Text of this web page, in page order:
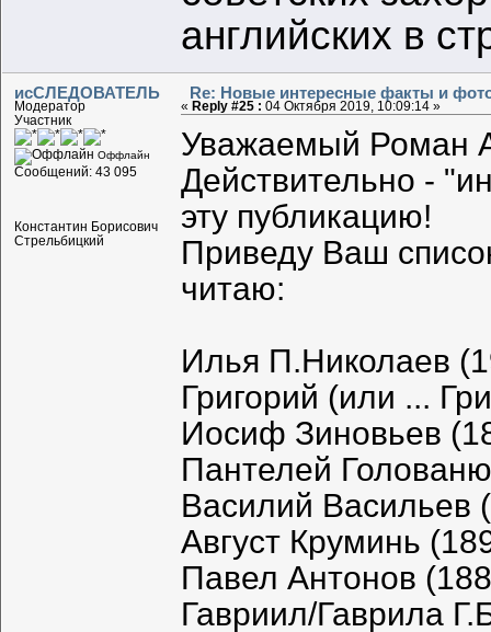
английских в
исСЛЕДОВАТЕЛЬ
Модератор
Участник
Оффлайн
Сообщений: 43 095
Константин Борисович
Стрельбицкий
Re: Новые интересные факты и
«Reply #25 : 04 Октября 2019, 10:09:14 »
Уважаемый Роман
Действительно -
эту публикацию!
Приведу Ваш
читаю:
Илья П.Николаев
Григорий (или ...
Иосиф Зиновьев
Пантелей
Василий Васильев
Август Круминь
Павел Антонов
Гавриил/Гаврила